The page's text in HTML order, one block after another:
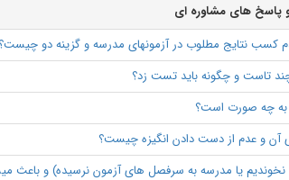
های مشاوره ای
نتایج مطلوب در آزمونهای مدرسه و گزینه دو چیست؟
تاست و چگونه باید تست زد؟
به چه صورت است؟
آن و عدم از دست دادن انگیزه چیست؟
یا مدرسه به سرفصل های آزمون نرسیده) و باعث